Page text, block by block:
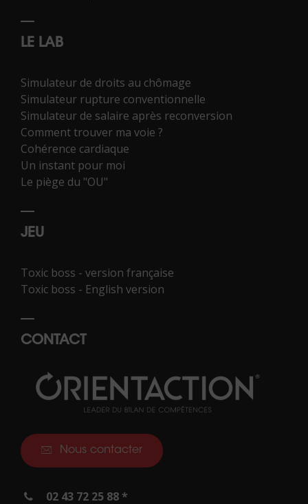
LE LAB
Simulateur de droits au chômage
Simulateur rupture conventionnelle
Simulateur de salaire après reconversion
Comment trouver ma voie ?
Cohérence cardiaque
Un instant pour moi
Le piège du "OU"
JEU
Toxic boss - version française
Toxic boss - English version
CONTACT
Nous contacter
02 43 72 25 88 *